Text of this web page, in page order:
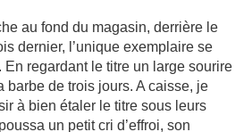
au fond du magasin, derrière le
dernier, l’unique exemplaire se
regardant le titre un large sourire
barbe de trois jours. A caisse, je
à bien étaler le titre sous leurs
un petit cri d’effroi, son